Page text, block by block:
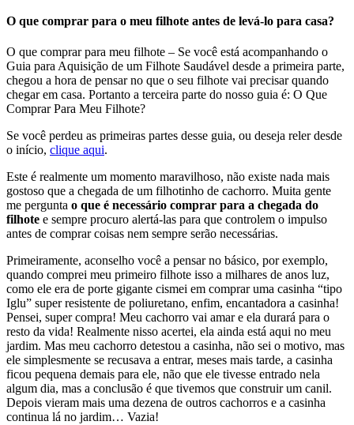
O que comprar para o meu filhote antes de levá-lo para casa?
O que comprar para meu filhote – Se você está acompanhando o
Guia para Aquisição de um Filhote Saudável desde a primeira parte,
chegou a hora de pensar no que o seu filhote vai precisar quando
chegar em casa. Portanto a terceira parte do nosso guia é: O Que
Comprar Para Meu Filhote?
Se você perdeu as primeiras partes desse guia, ou deseja reler desde
o início, clique aqui.
Este é realmente um momento maravilhoso, não existe nada mais
gostoso que a chegada de um filhotinho de cachorro. Muita gente
me pergunta o que é necessário comprar para a chegada do
filhote e sempre procuro alertá-las para que controlem o impulso
antes de comprar coisas nem sempre serão necessárias.
Primeiramente, aconselho você a pensar no básico, por exemplo,
quando comprei meu primeiro filhote isso a milhares de anos luz,
como ele era de porte gigante cismei em comprar uma casinha “tipo
Iglu” super resistente de poliuretano, enfim, encantadora a casinha!
Pensei, super compra! Meu cachorro vai amar e ela durará para o
resto da vida! Realmente nisso acertei, ela ainda está aqui no meu
jardim. Mas meu cachorro detestou a casinha, não sei o motivo, mas
ele simplesmente se recusava a entrar, meses mais tarde, a casinha
ficou pequena demais para ele, não que ele tivesse entrado nela
algum dia, mas a conclusão é que tivemos que construir um canil.
Depois vieram mais uma dezena de outros cachorros e a casinha
continua lá no jardim… Vazia!